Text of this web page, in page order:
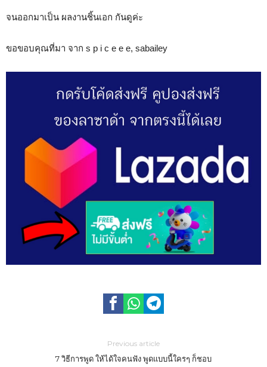
จนออกมาเป็น ผลงานชิ้นเอก กันดูค่ะ
ขอขอบคุณที่มา จาก s p i c e e e, sabailey
Previous article
7 วิธีการพูด ให้ได้ใจคนฟัง พูดแบบนี้ใครๆ ก็ชอบ